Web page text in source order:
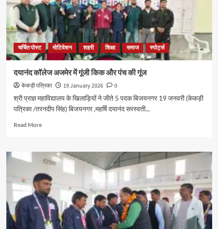
चर्चित पोस्ट मोटिवेशन शहरी शिक्षा समाज स्पोर्ट्स
दयानंद कॉलेज अजमेर में गूंजी किक और पंच की गूंज
केकड़ी पत्रिका 19 January 2026
0
श्री प्राज्ञ महाविद्यालय के खिलाड़ियों ने जीते 5 पदक बिजयनगर 19 जनवरी (केकड़ी
पत्रिका /तरनदीप सिंह) बिजयनगर ,महर्षि दयानंद सरस्वती...
Read More